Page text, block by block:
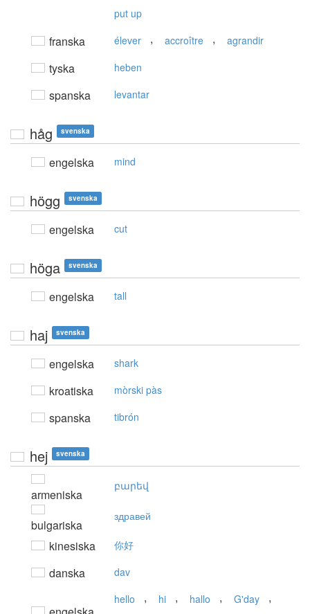
put up
franska élever , accroître , agrandir
tyska heben
spanska levantar
håg svenska
engelska mind
högg svenska
engelska cut
höga svenska
engelska tall
haj svenska
engelska shark
kroatiska mòrski pàs
spanska tibrón
hej svenska
armeniska
բարեվ
bulgariska
здравей
kinesiska 你好
danska dav
hello , hi , hallo , G'day
,